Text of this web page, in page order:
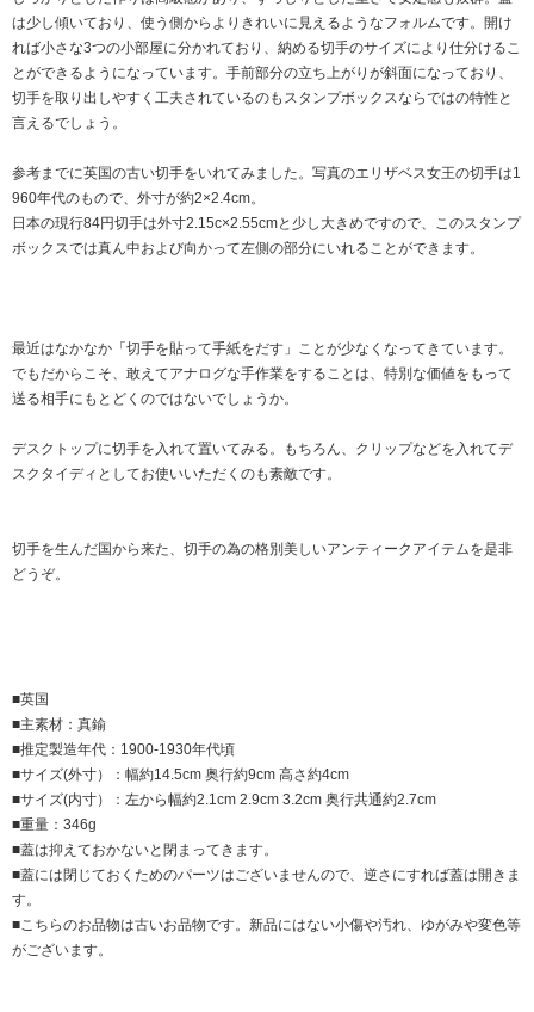
は少し傾いており、使う側からよりきれいに見えるようなフォルムです。開け
れば小さな3つの小部屋に分かれており、納める切手のサイズにより仕分けるこ
とができるようになっています。手前部分の立ち上がりが斜面になっており、
切手を取り出しやすく工夫されているのもスタンプボックスならではの特性と
言えるでしょう。
参考までに英国の古い切手をいれてみました。写真のエリザベス女王の切手は1
960年代のもので、外寸が約2×2.4cm。
日本の現行84円切手は外寸2.15c×2.55cmと少し大きめですので、このスタンプ
ボックスでは真ん中および向かって左側の部分にいれることができます。
最近はなかなか「切手を貼って手紙をだす」ことが少なくなってきています。
でもだからこそ、敢えてアナログな手作業をすることは、特別な価値をもって
送る相手にもとどくのではないでしょうか。
デスクトップに切手を入れて置いてみる。もちろん、クリップなどを入れてデ
スクタイディとしてお使いいただくのも素敵です。
切手を生んだ国から来た、切手の為の格別美しいアンティークアイテムを是非
どうぞ。
■英国
■主素材：真鍮
■推定製造年代：1900-1930年代頃
■サイズ(外寸）：幅約14.5cm 奥行約9cm 高さ約4cm
■サイズ(内寸）：左から幅約2.1cm 2.9cm 3.2cm 奥行共通約2.7cm
■重量：346g
■蓋は抑えておかないと閉まってきます。
■蓋には閉じておくためのパーツはございませんので、逆さにすれば蓋は開きま
す。
■こちらのお品物は古いお品物です。新品にはない小傷や汚れ、ゆがみや変色等
がございます。